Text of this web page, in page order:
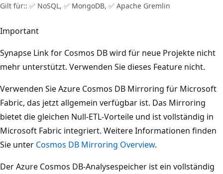
Gilt für:: ✅ NoSQL, ✅ MongoDB, ✅ Apache Gremlin
Important
Synapse Link for Cosmos DB wird für neue Projekte nicht
mehr unterstützt. Verwenden Sie dieses Feature nicht.
Verwenden Sie Azure Cosmos DB Mirroring für Microsoft
Fabric, das jetzt allgemein verfügbar ist. Das Mirroring
bietet die gleichen Null-ETL-Vorteile und ist vollständig in
Microsoft Fabric integriert. Weitere Informationen finden
Sie unter Cosmos DB Mirroring Overview.
Der Azure Cosmos DB-Analysespeicher ist ein vollständig